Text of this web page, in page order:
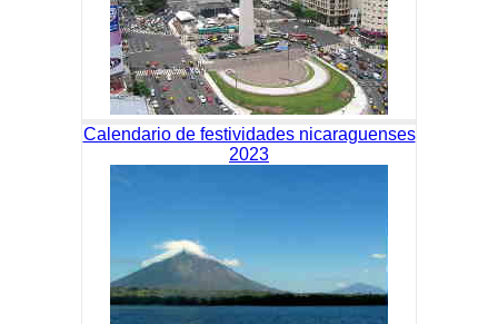
Calendario de festividades nicaraguenses
2023